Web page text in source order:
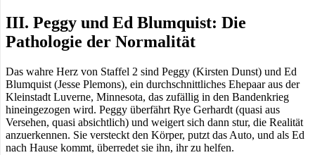
III. Peggy und Ed Blumquist: Die
Pathologie der Normalität
Das wahre Herz von Staffel 2 sind Peggy (Kirsten Dunst) und Ed
Blumquist (Jesse Plemons), ein durchschnittliches Ehepaar aus der
Kleinstadt Luverne, Minnesota, das zufällig in den Bandenkrieg
hineingezogen wird. Peggy überfährt Rye Gerhardt (quasi aus
Versehen, quasi absichtlich) und weigert sich dann stur, die Realität
anzuerkennen. Sie versteckt den Körper, putzt das Auto, und als Ed
nach Hause kommt, überredet sie ihn, ihr zu helfen.